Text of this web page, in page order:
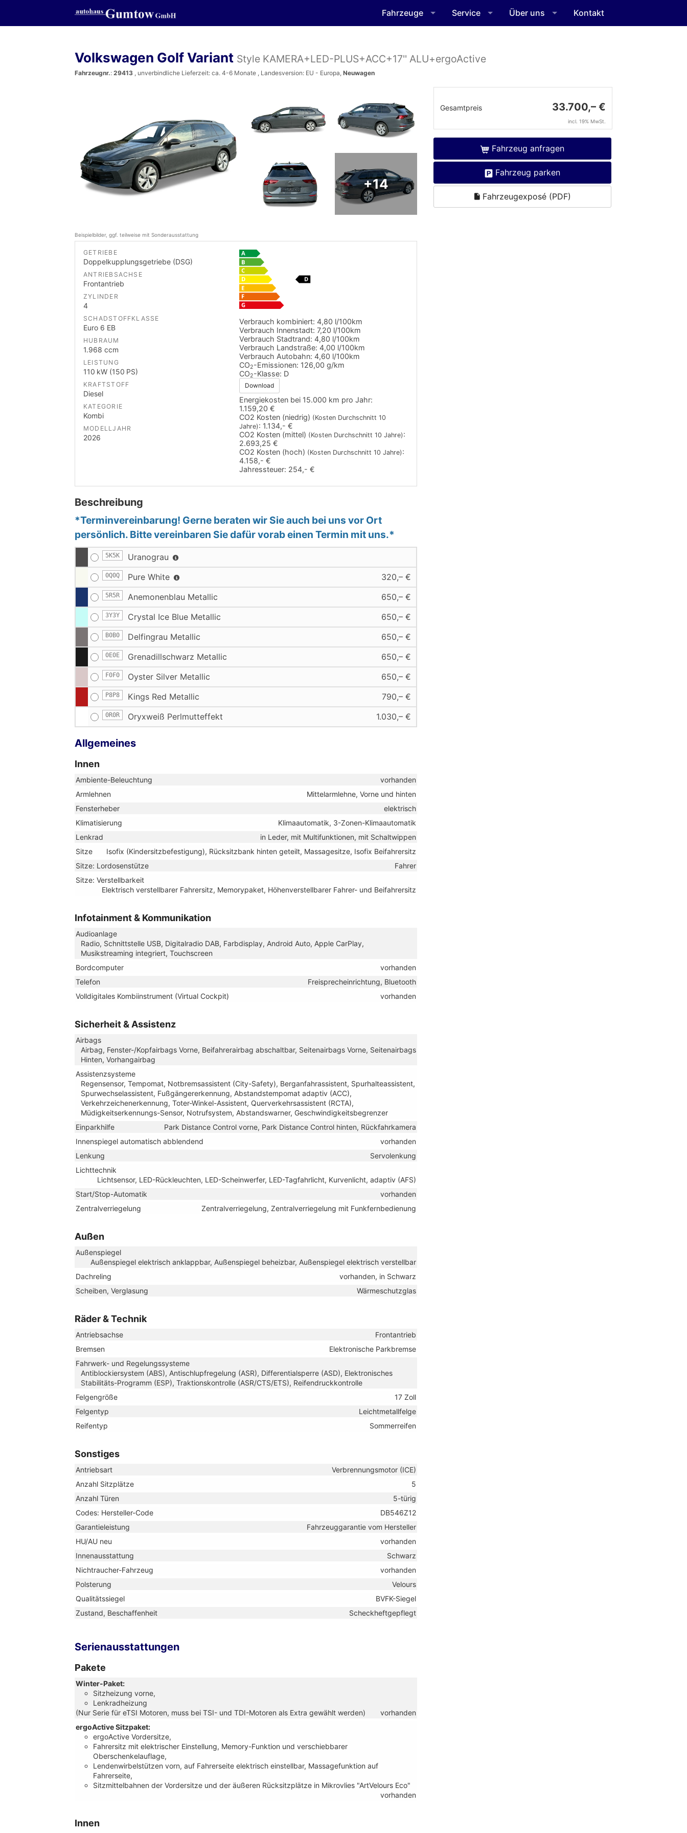
Fahrzeuge Service Über uns Kontakt
Volkswagen Golf Variant Style KAMERA+LED-PLUS+ACC+17'' ALU+ergoActive
Fahrzeugnr.: 29413 , unverbindliche Lieferzeit: ca. 4-6 Monate , Landesversion: EU - Europa, Neuwagen
Gesamtpreis 33.700,– €
incl. 19% MwSt.
Fahrzeug anfragen
Fahrzeug parken
Fahrzeugexposé (PDF)
+14
Beispielbilder, ggf. teilweise mit Sonderausstattung
GETRIEBE
Doppelkupplungsgetriebe (DSG)
ANTRIEBSACHSE
Frontantrieb
ZYLINDER
4
SCHADSTOFFKLASSE
Euro 6 EB
HUBRAUM
1.968 ccm
LEISTUNG
110 kW (150 PS)
KRAFTSTOFF
Diesel
KATEGORIE
Kombi
MODELLJAHR
2026
Verbrauch kombiniert: 4,80 l/100km
Verbrauch Innenstadt: 7,20 l/100km
Verbrauch Stadtrand: 4,80 l/100km
Verbrauch Landstraße: 4,00 l/100km
Verbrauch Autobahn: 4,60 l/100km
CO2-Emissionen: 126,00 g/km
CO2-Klasse: D
Download
Energiekosten bei 15.000 km pro Jahr:
1.159,20 €
CO2 Kosten (niedrig) (Kosten Durchschnitt 10
Jahre): 1.134,- €
CO2 Kosten (mittel) (Kosten Durchschnitt 10 Jahre):
2.693,25 €
CO2 Kosten (hoch) (Kosten Durchschnitt 10 Jahre):
4.158,- €
Jahressteuer: 254,- €
Beschreibung
*Terminvereinbarung! Gerne beraten wir Sie auch bei uns vor Ort
persönlich. Bitte vereinbaren Sie dafür vorab einen Termin mit uns.*
5K5K Uranograu
0Q0Q Pure White 320,– €
5R5R Anemonenblau Metallic 650,– €
3Y3Y Crystal Ice Blue Metallic 650,– €
B0B0 Delfingrau Metallic 650,– €
0E0E Grenadillschwarz Metallic 650,– €
F0F0 Oyster Silver Metallic 650,– €
P8P8 Kings Red Metallic 790,– €
0R0R Oryxweiß Perlmutteffekt 1.030,– €
Allgemeines
Innen
Ambiente-Beleuchtung
vorhanden
Armlehnen
Mittelarmlehne, Vorne und hinten
Fensterheber
elektrisch
Klimatisierung
Klimaautomatik, 3-Zonen-Klimaautomatik
Lenkrad
in Leder, mit Multifunktionen, mit Schaltwippen
Sitze
Isofix (Kindersitzbefestigung), Rücksitzbank hinten geteilt, Massagesitze, Isofix Beifahrersitz
Sitze: Lordosenstütze
Fahrer
Sitze: Verstellbarkeit
Elektrisch verstellbarer Fahrersitz, Memorypaket, Höhenverstellbarer Fahrer- und Beifahrersitz
Infotainment & Kommunikation
Audioanlage
Radio, Schnittstelle USB, Digitalradio DAB, Farbdisplay, Android Auto, Apple CarPlay,
Musikstreaming integriert, Touchscreen
Bordcomputer
vorhanden
Telefon
Freisprecheinrichtung, Bluetooth
Volldigitales Kombiinstrument (Virtual Cockpit)
vorhanden
Sicherheit & Assistenz
Airbags
Airbag, Fenster-/Kopfairbags Vorne, Beifahrerairbag abschaltbar, Seitenairbags Vorne, Seitenairbags
Hinten, Vorhangairbag
Assistenzsysteme
Regensensor, Tempomat, Notbremsassistent (City-Safety), Berganfahrassistent, Spurhalteassistent,
Spurwechselassistent, Fußgängererkennung, Abstandstempomat adaptiv (ACC),
Verkehrzeichenerkennung, Toter-Winkel-Assistent, Querverkehrsassistent (RCTA),
Müdigkeitserkennungs-Sensor, Notrufsystem, Abstandswarner, Geschwindigkeitsbegrenzer
Einparkhilfe
Park Distance Control vorne, Park Distance Control hinten, Rückfahrkamera
Innenspiegel automatisch abblendend
vorhanden
Lenkung
Servolenkung
Lichttechnik
Lichtsensor, LED-Rückleuchten, LED-Scheinwerfer, LED-Tagfahrlicht, Kurvenlicht, adaptiv (AFS)
Start/Stop-Automatik
vorhanden
Zentralverriegelung
Zentralverriegelung, Zentralverriegelung mit Funkfernbedienung
Außen
Außenspiegel
Außenspiegel elektrisch anklappbar, Außenspiegel beheizbar, Außenspiegel elektrisch verstellbar
Dachreling
vorhanden, in Schwarz
Scheiben, Verglasung
Wärmeschutzglas
Räder & Technik
Antriebsachse
Frontantrieb
Bremsen
Elektronische Parkbremse
Fahrwerk- und Regelungssysteme
Antiblockiersystem (ABS), Antischlupfregelung (ASR), Differentialsperre (ASD), Elektronisches
Stabilitäts-Programm (ESP), Traktionskontrolle (ASR/CTS/ETS), Reifendruckkontrolle
Felgengröße
17 Zoll
Felgentyp
Leichtmetallfelge
Reifentyp
Sommerreifen
Sonstiges
Antriebsart
Verbrennungsmotor (ICE)
Anzahl Sitzplätze
5
Anzahl Türen
5-türig
Codes: Hersteller-Code
DB546Z12
Garantieleistung
Fahrzeuggarantie vom Hersteller
HU/AU neu
vorhanden
Innenausstattung
Schwarz
Nichtraucher-Fahrzeug
vorhanden
Polsterung
Velours
Qualitätssiegel
BVFK-Siegel
Zustand, Beschaffenheit
Scheckheftgepflegt
Serienausstattungen
Pakete
Winter-Paket:
Sitzheizung vorne,
Lenkradheizung
(Nur Serie für eTSI Motoren, muss bei TSI- und TDI-Motoren als Extra gewählt werden)
vorhanden
ergoActive Sitzpaket:
ergoActive Vordersitze,
Fahrersitz mit elektrischer Einstellung, Memory-Funktion und verschiebbarer
Oberschenkelauflage,
Lendenwirbelstützen vorn, auf Fahrerseite elektrisch einstellbar, Massagefunktion auf
Fahrerseite,
Sitzmittelbahnen der Vordersitze und der äußeren Rücksitzplätze in Mikrovlies "ArtVelours Eco"
vorhanden
Innen